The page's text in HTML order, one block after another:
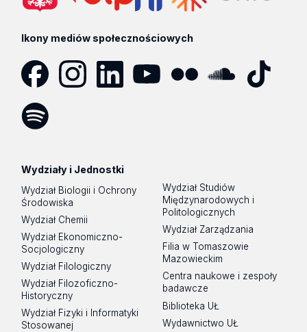
Ikony mediów społecznościowych
Wydziały i Jednostki
Wydział Biologii i Ochrony
Środowiska
Wydział Chemii
Wydział Ekonomiczno-
Socjologiczny
Wydział Filologiczny
Wydział Filozoficzno-
Historyczny
Wydział Fizyki i Informatyki
Stosowanej
Wydział Studiów
Międzynarodowych i
Politologicznych
Wydział Zarządzania
Filia w Tomaszowie
Mazowieckim
Centra naukowe i zespoły
badawcze
Biblioteka UŁ
Wydawnictwo UŁ